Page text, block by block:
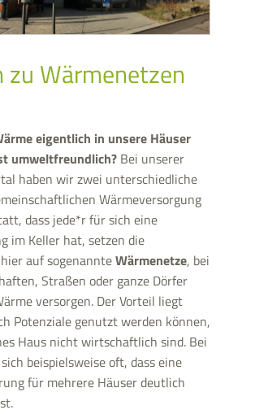
zu Wärmenetzen
eigentlich in unsere Häuser
umweltfreundlich? Bei unserer
haben wir zwei unterschiedliche
Wärmeversorgung
dass jede*r für sich eine
im Keller hat, setzen die
auf sogenannteWärmenetze, bei
Straßen oder ganze Dörfer
versorgen. Der Vorteil liegt
Potenziale genutzt werden können,
Haus nicht wirtschaftlich sind. Bei
beispielsweise oft, dass eine
für mehrere Häuser deutlich